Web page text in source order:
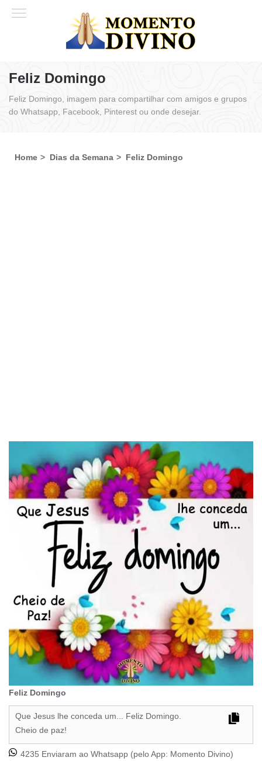
Feliz Domingo
Feliz Domingo, imagem para compartilhar com amigos e grupos
do Whatsapp, Facebook, Pinterest ou onde desejar.
Home Dias da Semana Feliz Domingo
Feliz Domingo
Que Jesus lhe conceda um... Feliz Domingo.
Cheio de paz!
4235 Enviaram ao Whatsapp (pelo App: Momento Divino)